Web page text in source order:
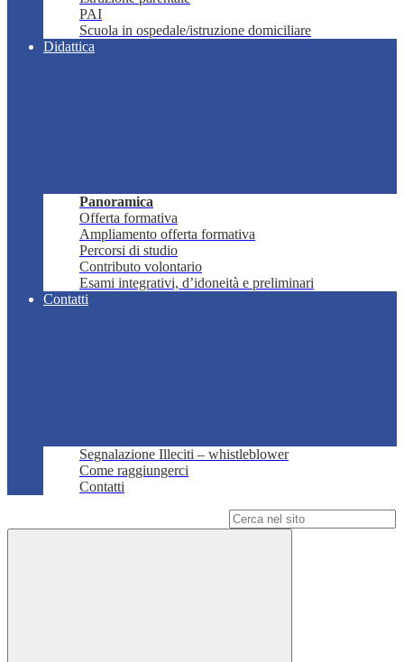
PAI
Scuola in ospedale/istruzione domiciliare
Didattica
Panoramica
Offerta formativa
Ampliamento offerta formativa
Percorsi di studio
Contributo volontario
Esami integrativi, d’idoneità e preliminari
Contatti
Segnalazione Illeciti – whistleblower
Come raggiungerci
Contatti